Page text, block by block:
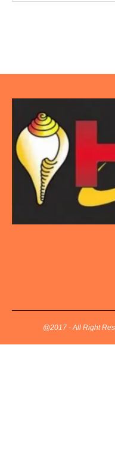
@2017 - All Right